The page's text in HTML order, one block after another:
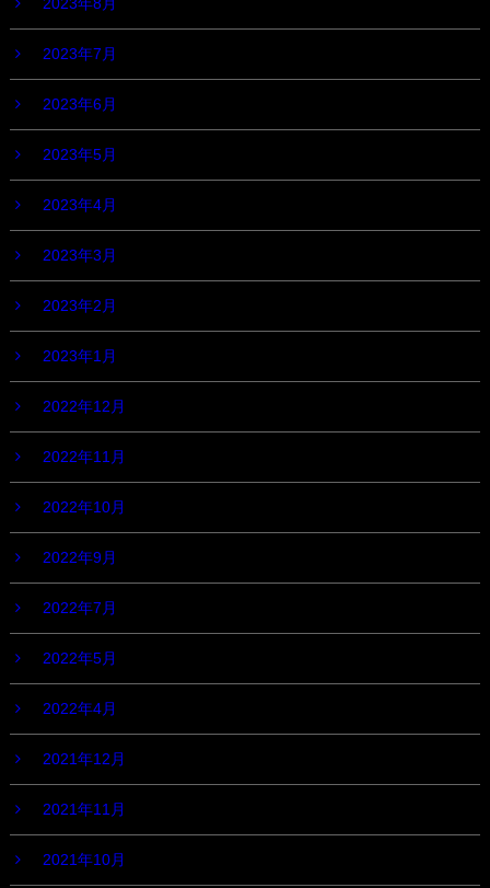
2023年7月
2023年6月
2023年5月
2023年4月
2023年3月
2023年2月
2023年1月
2022年12月
2022年11月
2022年10月
2022年9月
2022年7月
2022年5月
2022年4月
2021年12月
2021年11月
2021年10月